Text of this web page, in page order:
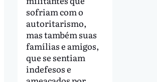
sofriam com o
autoritarismo,
mas também suas
famílias e amigos,
que se sentiam
indefesos e